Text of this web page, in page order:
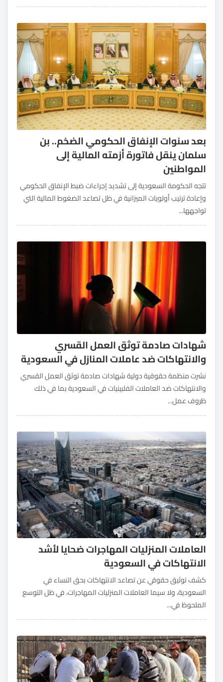
بعد سنوات الإنفاق الحكومي الضخم.. بن
سلمان ينقل فاتورة أزمته المالية إلى
المواطنين
تتجه الحكومة السعودية إلى تشديد إجراءات ضبط الإنفاق الحكومي
وإعادة ترتيب أولويات الميزانية في ظل تصاعد الضغوط المالية التي
تواجهها...
شهادات صادمة توثق العمل القسري
والانتهاكات ضد عاملات المنازل في السعودية
نشرت منظمة حقوقية دولية شهادات صادمة توثق العمل القسري
والانتهاكات ضد العاملات الفلبينيات في السعودية بما في ذلك
ظروف عمل...
العاملات المنزليات المهاجرات ضحايا لأشد
الانتهاكات في السعودية
كشف توثيق حقوقي عن تصاعد الانتهاكات بحق النساء في
السعودية، ولا سيما العاملات المنزليات المهاجرات، في ظل التوسع
الملحوظ في...